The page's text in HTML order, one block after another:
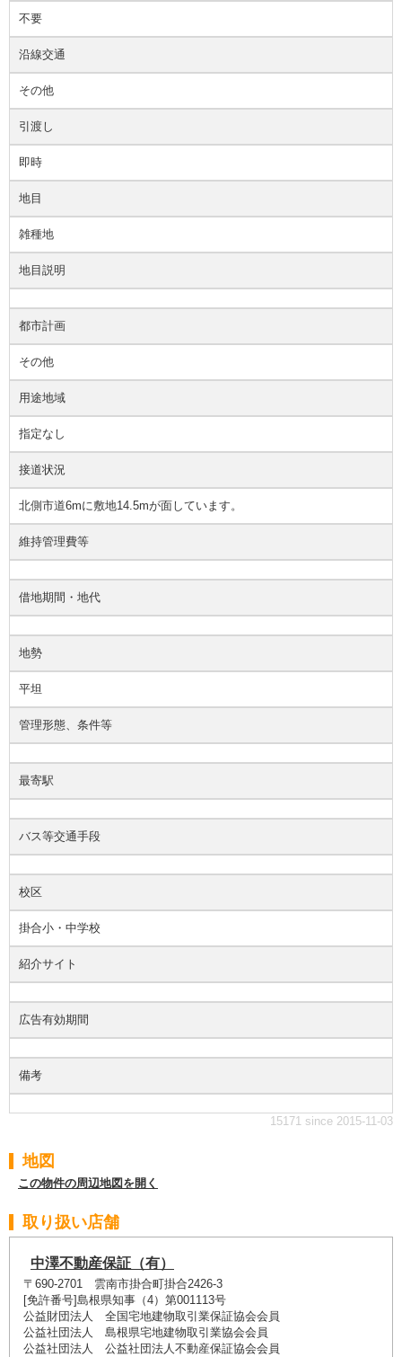
不要
沿線交通
その他
引渡し
即時
地目
雑種地
地目説明
都市計画
その他
用途地域
指定なし
接道状況
北側市道6mに敷地14.5mが面しています。
維持管理費等
借地期間・地代
地勢
平坦
管理形態、条件等
最寄駅
バス等交通手段
校区
掛合小・中学校
紹介サイト
広告有効期間
備考
15171 since 2015-11-03
地図
この物件の周辺地図を開く
取り扱い店舗
中澤不動産保証（有）
〒690-2701 雲南市掛合町掛合2426-3
[免許番号]島根県知事（4）第001113号
公益財団法人 全国宅地建物取引業保証協会会員
公益社団法人 島根県宅地建物取引業協会会員
公益社団法人 公益社団法人不動産保証協会会員